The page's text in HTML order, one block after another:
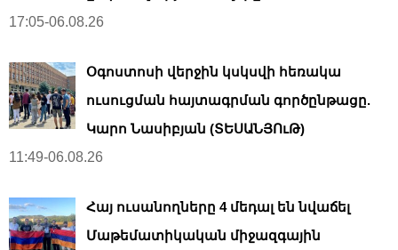
17:05-06.08.26
Օգոստոսի վերջին կսկսվի հեռակա
ուսուցման հայտագրման գործընթացը.
Կարո Նասիբյան (ՏԵՍԱՆՅՈւԹ)
11:49-06.08.26
Հայ ուսանողները 4 մեդալ են նվաճել
Մաթեմատիկական միջազգային